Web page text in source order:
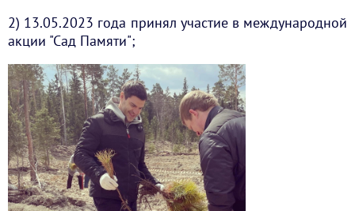
2) 13.05.2023 года принял участие в международной
акции "Сад Памяти";